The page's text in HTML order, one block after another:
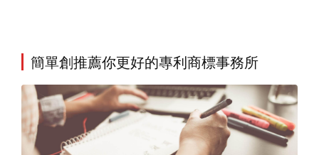
簡單創推薦你更好的專利商標事務所